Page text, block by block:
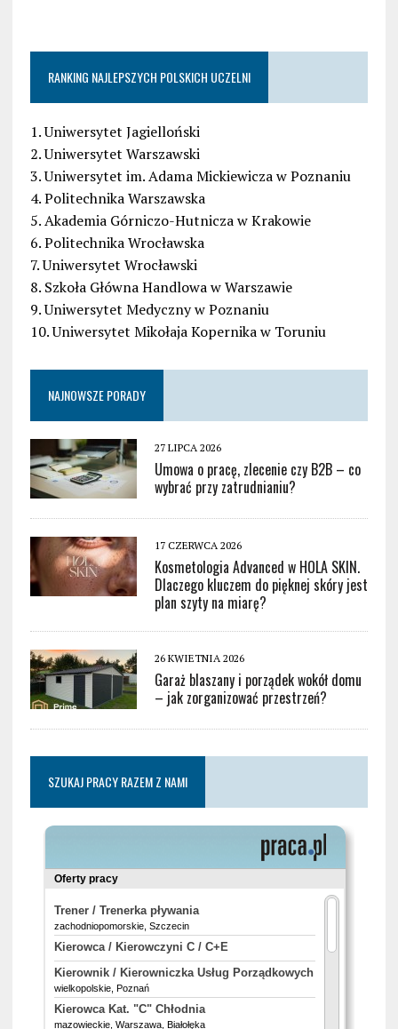
RANKING NAJLEPSZYCH POLSKICH UCZELNI
1. Uniwersytet Jagielloński
2. Uniwersytet Warszawski
3. Uniwersytet im. Adama Mickiewicza w Poznaniu
4. Politechnika Warszawska
5. Akademia Górniczo-Hutnicza w Krakowie
6. Politechnika Wrocławska
7. Uniwersytet Wrocławski
8. Szkoła Główna Handlowa w Warszawie
9. Uniwersytet Medyczny w Poznaniu
10. Uniwersytet Mikołaja Kopernika w Toruniu
NAJNOWSZE PORADY
27 LIPCA 2026
Umowa o pracę, zlecenie czy B2B – co
wybrać przy zatrudnianiu?
17 CZERWCA 2026
Kosmetologia Advanced w HOLA SKIN.
Dlaczego kluczem do pięknej skóry jest
plan szyty na miarę?
26 KWIETNIA 2026
Garaż blaszany i porządek wokół domu
– jak zorganizować przestrzeń?
SZUKAJ PRACY RAZEM Z NAMI